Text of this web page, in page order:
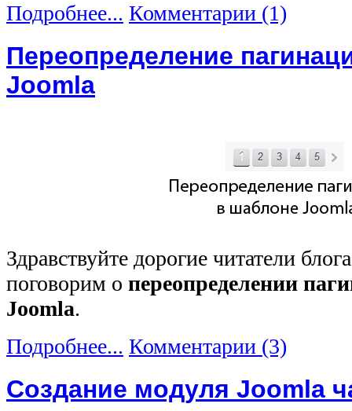
Подробнее... Комментарии (1)
Переопределение
Joomla
Здравствуйте дорогие читатели
поговорим о переопределении
Joomla.
Подробнее... Комментарии (3)
Создание модуля Joomla